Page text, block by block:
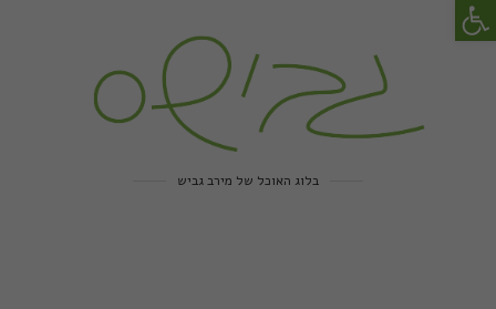
בלוג האוכל של מירב גביש